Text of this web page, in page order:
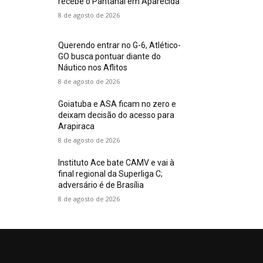
8 de agosto de 2026
Querendo entrar no G-6, Atlético-
GO busca pontuar diante do
Náutico nos Aflitos
8 de agosto de 2026
Goiatuba e ASA ficam no zero e
deixam decisão do acesso para
Arapiraca
8 de agosto de 2026
Instituto Ace bate CAMV e vai à
final regional da Superliga C;
adversário é de Brasília
8 de agosto de 2026